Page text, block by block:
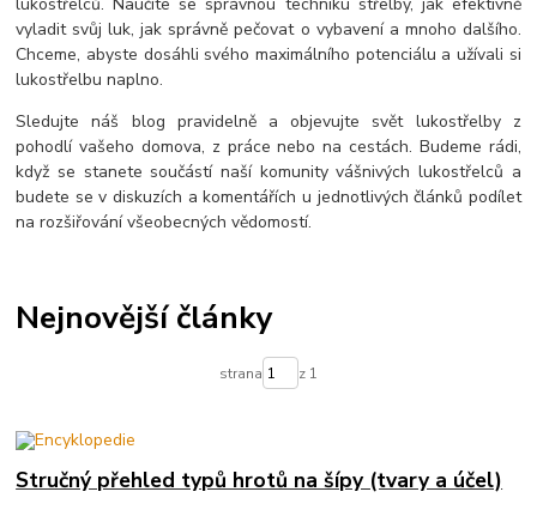
vyladit svůj luk, jak správně pečovat o vybavení a mnoho dalšího.
Chceme, abyste dosáhli svého maximálního potenciálu a užívali si
lukostřelbu naplno.
Sledujte náš blog pravidelně a objevujte svět lukostřelby z
pohodlí vašeho domova, z práce nebo na cestách. Budeme rádi,
když se stanete součástí naší komunity vášnivých lukostřelců a
budete se v diskuzích a komentářích u jednotlivých článků podílet
na rozšiřování všeobecných vědomostí.
Nejnovější články
strana z 1
Stručný přehled typů hrotů na šípy (tvary a účel)